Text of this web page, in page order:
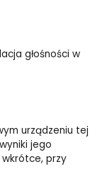
głośności w
urządzeniu tej
jego
przy